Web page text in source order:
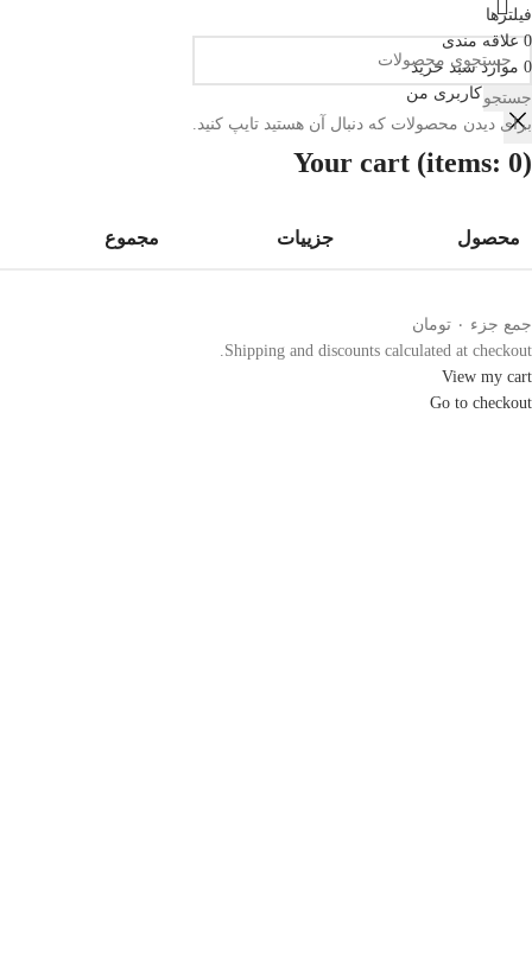
جستجو
برای دیدن محصولات که دنبال آن هستید تایپ کنید.
فیلترها
0 علاقه مندی
0 موارد سبد خرید
حساب کاربری من
Your cart (items: 0)
محصول جزییات مجموع
جمع جزء ۰ تومان
Shipping and discounts calculated at checkout.
View my cart
Go to checkout